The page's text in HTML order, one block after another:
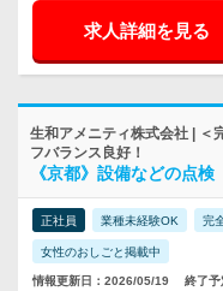
求人詳細を見る
生和アメニティ株式会社 |
フバランス良好！
《京都》設備などの点
正社員 業種未経験OK 完
女性のおしごと掲載中
情報更新日：2026/05/19 終了